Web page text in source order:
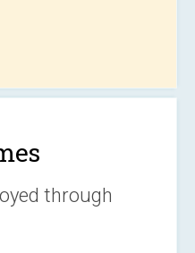
through